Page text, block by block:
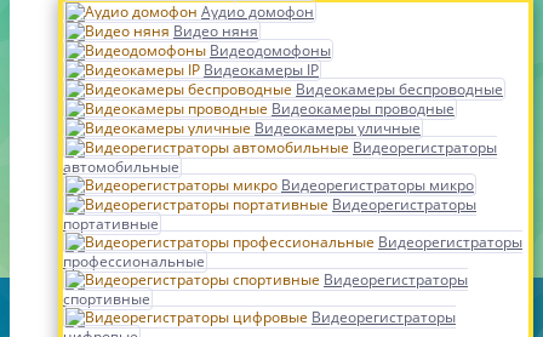
Аудио домофон
Видео няня
Видеодомофоны
Видеокамеры IP
Видеокамеры беспроводные
Видеокамеры проводные
Видеокамеры уличные
Видеорегистраторы
автомобильные
Видеорегистраторы микро
Видеорегистраторы
портативные
Видеорегистраторы
профессиональные
Видеорегистраторы
спортивные
Видеорегистраторы